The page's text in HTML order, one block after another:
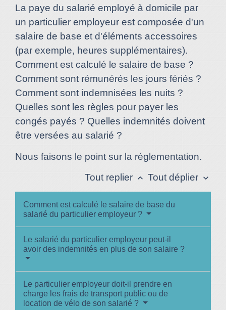
La paye du salarié employé à domicile par
un particulier employeur est composée d'un
salaire de base et d'éléments accessoires
(par exemple, heures supplémentaires).
Comment est calculé le salaire de base ?
Comment sont rémunérés les jours fériés ?
Comment sont indemnisées les nuits ?
Quelles sont les règles pour payer les
congés payés ? Quelles indemnités doivent
être versées au salarié ?
Nous faisons le point sur la réglementation.
Tout replier keyboard_arrow_up Tout déplier keyboard_arrow_down
Comment est calculé le salaire de base du
salarié du particulier employeur ?
Le salarié du particulier employeur peut-il
avoir des indemnités en plus de son salaire ?
Le particulier employeur doit-il prendre en
charge les frais de transport public ou de
location de vélo de son salarié ?